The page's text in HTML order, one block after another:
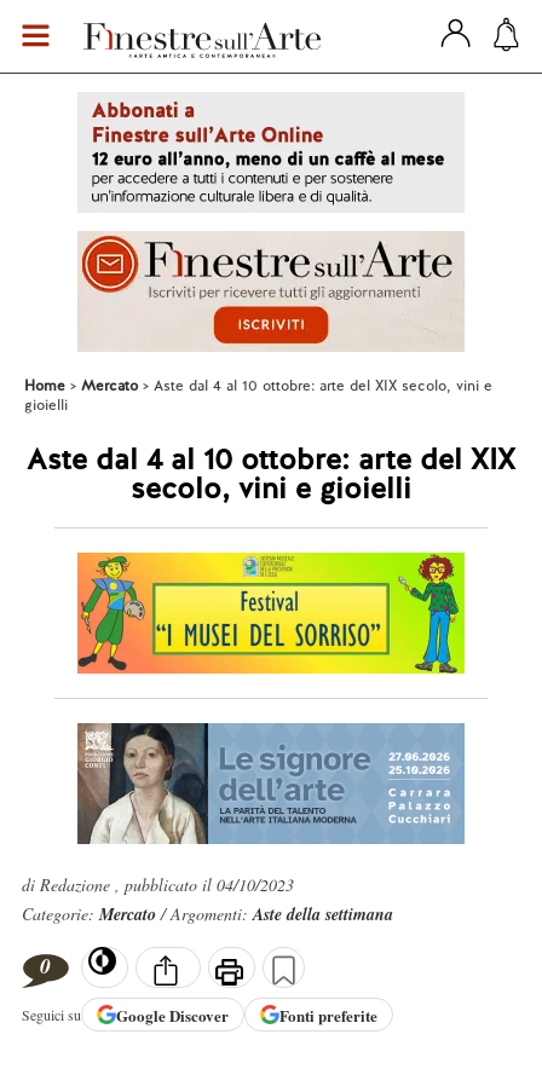
Home Mercato
Aste dal 4 al 10 ottobre: arte del XIX secolo, vini e
gioielli
Aste dal 4 al 10 ottobre: arte del XIX
secolo, vini e gioielli
di Redazione , pubblicato il 04/10/2023
Categorie:Mercato/ Argomenti:Aste della settimana
0
Seguici su GoogleDiscover Fonti preferite